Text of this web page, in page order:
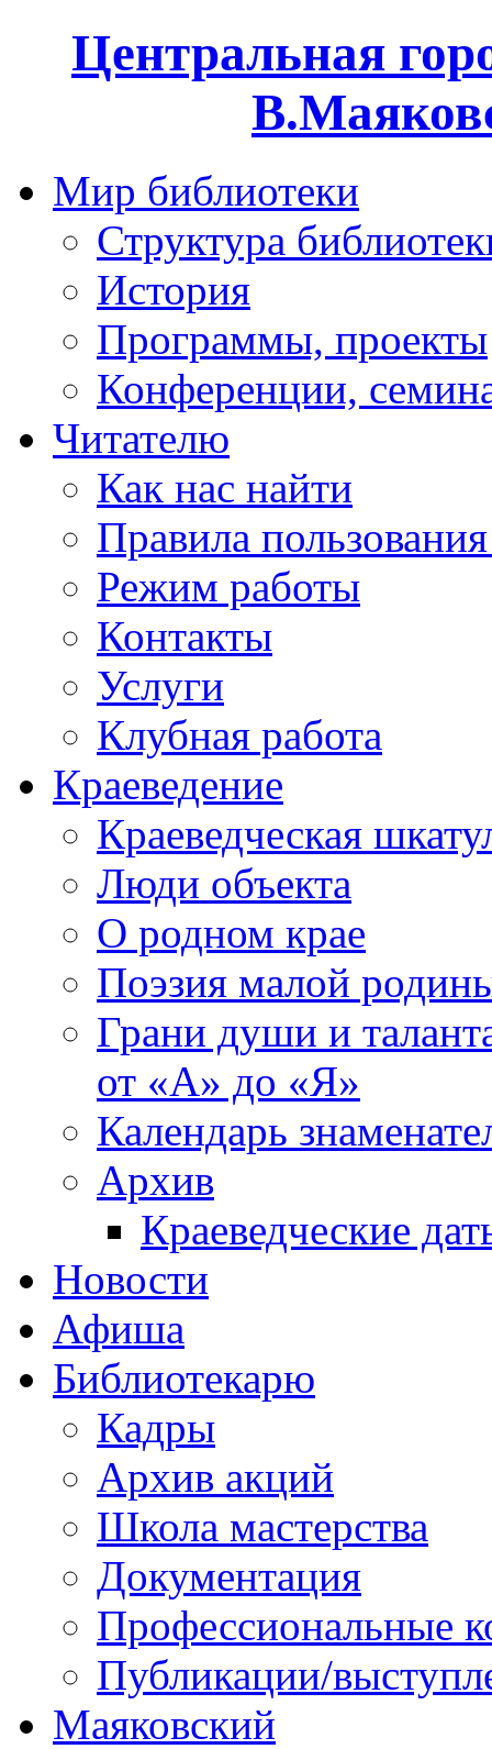
Центральная
Мир библиотеки
Структура
История
Программы, проекты
Конференции,
Читателю
Как нас найти
Правила
Режим работы
Контакты
Услуги
Клубная работа
Краеведение
Краеведческая
Люди объекта
О родном крае
Поэзия малой
Грани души и
от «А» до «Я»
Календарь
Архив
Краеведческие
Новости
Афиша
Библиотекарю
Кадры
Архив акций
Школа мастерства
Документация
Профессиональные
Публикации/
Маяковский